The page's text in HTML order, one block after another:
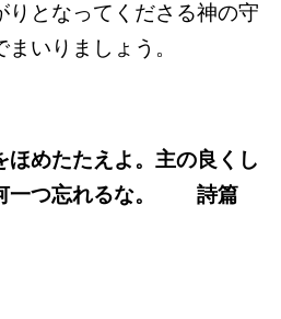
りとなってくださる神の守
いりましょう。
ほめたたえよ。主の良くし
一つ忘れるな。 詩篇